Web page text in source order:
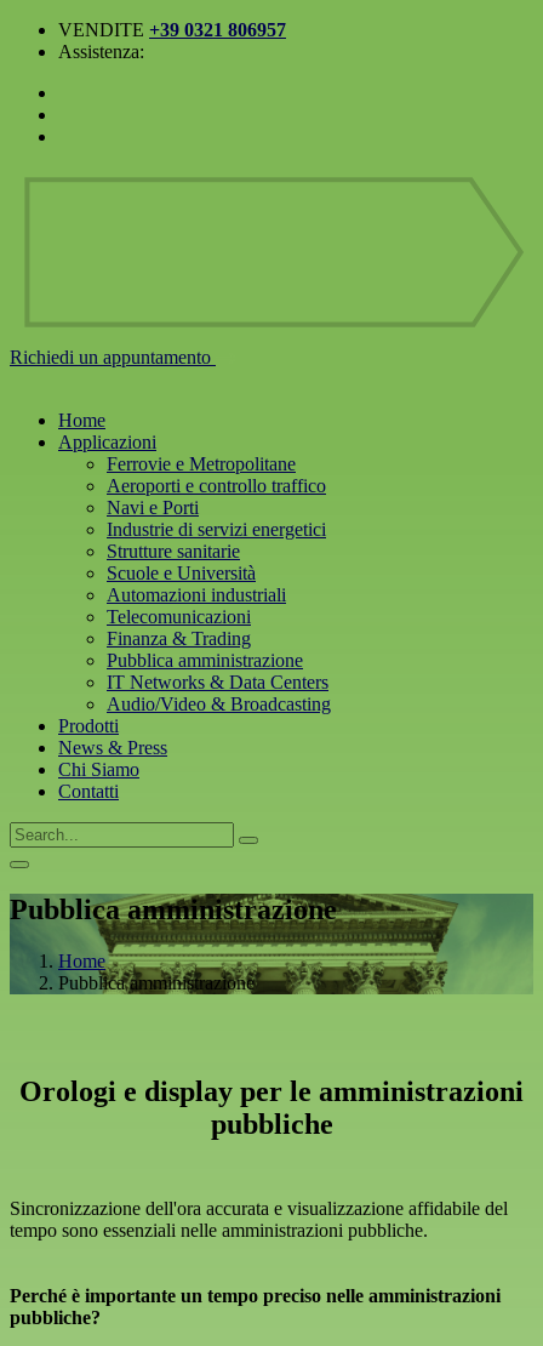
VENDITE +39 0321 806957
Assistenza:
Richiedi un appuntamento
Home
Applicazioni
Ferrovie e Metropolitane
Aeroporti e controllo traffico
Navi e Porti
Industrie di servizi energetici
Strutture sanitarie
Scuole e Università
Automazioni industriali
Telecomunicazioni
Finanza & Trading
Pubblica amministrazione
IT Networks & Data Centers
Audio/Video & Broadcasting
Prodotti
News & Press
Chi Siamo
Contatti
Pubblica amministrazione
Home
Pubblica amministrazione
Orologi e display per le amministrazioni
pubbliche
Sincronizzazione dell'ora accurata e visualizzazione affidabile del
tempo sono essenziali nelle amministrazioni pubbliche.
Perché è importante un tempo preciso nelle amministrazioni
pubbliche?